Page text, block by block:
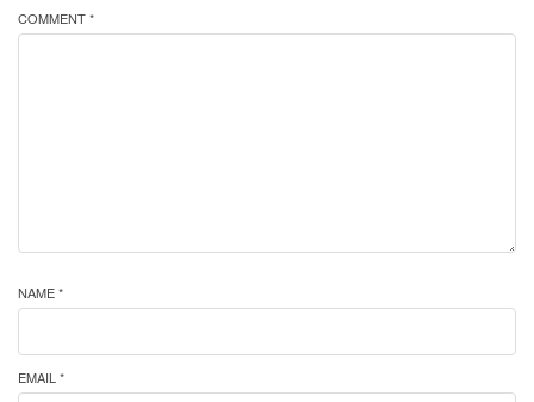
COMMENT *
NAME *
EMAIL *